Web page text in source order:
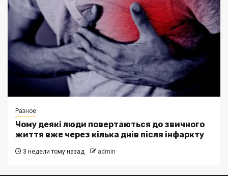
Разное
Чому деякі люди повертаються до звичного
життя вже через кілька днів після інфаркту
3 недели тому назад admin